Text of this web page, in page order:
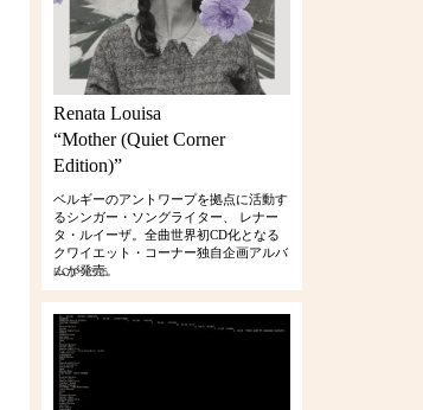
Renata Louisa
“Mother (Quiet Corner
Edition)”
ベルギーのアントワープを拠点に活動す
るシンガー・ソングライター、 レナー
タ・ルイーザ。全曲世界初CD化となる
クワイエット・コーナー独自企画アルバ
ムが発売。
RCIP-0386